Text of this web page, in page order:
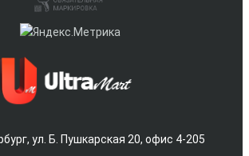
ул. Б. Пушкарская 20, офис 4-205